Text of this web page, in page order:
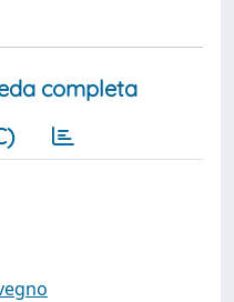
completa